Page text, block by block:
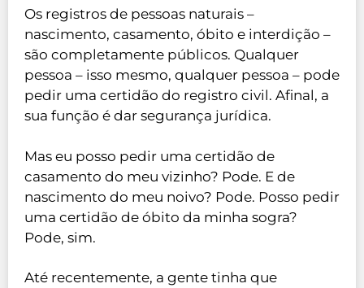
Os registros de pessoas naturais –
nascimento, casamento, óbito e interdição –
são completamente públicos. Qualquer
pessoa – isso mesmo, qualquer pessoa – pode
pedir uma certidão do registro civil. Afinal, a
sua função é dar segurança jurídica.
Mas eu posso pedir uma certidão de
casamento do meu vizinho? Pode. E de
nascimento do meu noivo? Pode. Posso pedir
uma certidão de óbito da minha sogra?
Pode, sim.
Até recentemente, a gente tinha que